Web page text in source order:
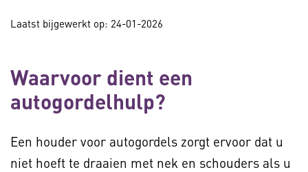
Laatst bijgewerkt op: 24-01-2026
Waarvoor dient een
autogordelhulp?
Een houder voor autogordels zorgt ervoor dat u
niet hoeft te draaien met nek en schouders als u